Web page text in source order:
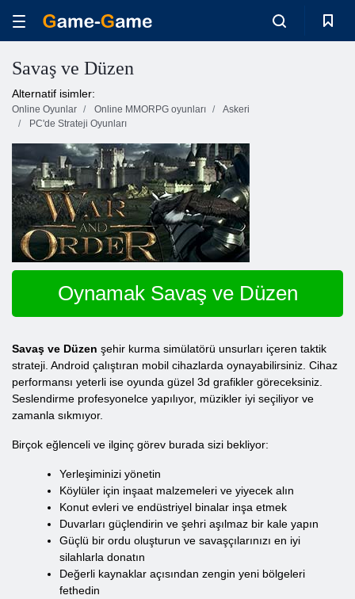
Savaş ve Düzen
Alternatif isimler:
Online Oyunlar Online MMORPG oyunları
Askeri
PC'de Strateji Oyunları
Oynamak Savaş ve Düzen
Savaş ve Düzen şehir kurma simülatörü unsurları içeren taktik
strateji. Android çalıştıran mobil cihazlarda oynayabilirsiniz. Cihaz
performansı yeterli ise oyunda güzel 3d grafikler göreceksiniz.
Seslendirme profesyonelce yapılıyor, müzikler iyi seçiliyor ve
zamanla sıkmıyor.
Birçok eğlenceli ve ilginç görev burada sizi bekliyor:
Yerleşiminizi yönetin
Köylüler için inşaat malzemeleri ve yiyecek alın
Konut evleri ve endüstriyel binalar inşa etmek
Duvarları güçlendirin ve şehri aşılmaz bir kale yapın
Güçlü bir ordu oluşturun ve savaşçılarınızı en iyi
silahlarla donatın
Değerli kaynaklar açısından zengin yeni bölgeleri
fethedin